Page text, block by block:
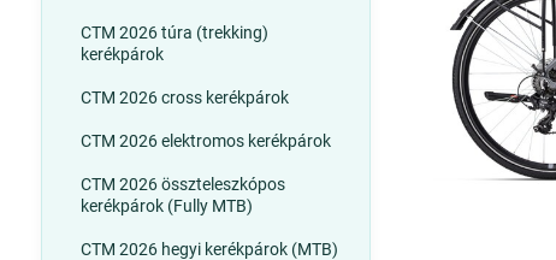
CTM 2026 túra (trekking)
kerékpárok
CTM 2026 cross kerékpárok
CTM 2026 elektromos kerékpárok
CTM 2026 összteleszkópos
kerékpárok (Fully MTB)
CTM 2026 hegyi kerékpárok (MTB)